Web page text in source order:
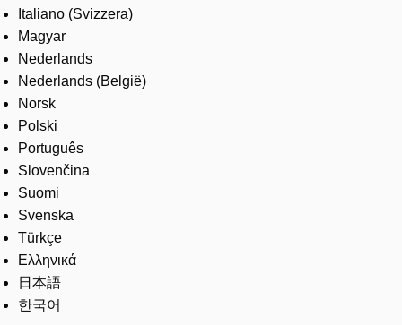
Italiano (Svizzera)
Magyar
Nederlands
Nederlands (België)
Norsk
Polski
Português
Slovenčina
Suomi
Svenska
Türkçe
Ελληνικά
日本語
한국어